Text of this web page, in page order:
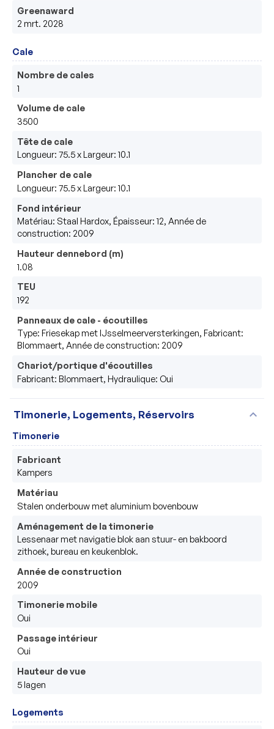
Greenaward
2 mrt. 2028
Cale
Nombre de cales
1
Volume de cale
3500
Tête de cale
Longueur: 75.5 x Largeur: 10.1
Plancher de cale
Longueur: 75.5 x Largeur: 10.1
Fond intérieur
Matériau: Staal Hardox, Épaisseur: 12, Année de
construction: 2009
Hauteur dennebord (m)
1.08
TEU
192
Panneaux de cale - écoutilles
Type: Friesekap met IJsselmeerversterkingen, Fabricant:
Blommaert, Année de construction: 2009
Chariot/portique d'écoutilles
Fabricant: Blommaert, Hydraulique: Oui
Timonerie, Logements, Réservoirs expand_more
Timonerie
Fabricant
Kampers
Matériau
Stalen onderbouw met aluminium bovenbouw
Aménagement de la timonerie
Lessenaar met navigatie blok aan stuur- en bakboord
zithoek, bureau en keukenblok.
Année de construction
2009
Timonerie mobile
Oui
Passage intérieur
Oui
Hauteur de vue
5 lagen
Logements